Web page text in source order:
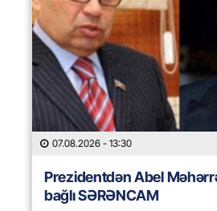
07.08.2026 - 13:30
Prezidentdən Abel
bağlı SƏRƏNCAM